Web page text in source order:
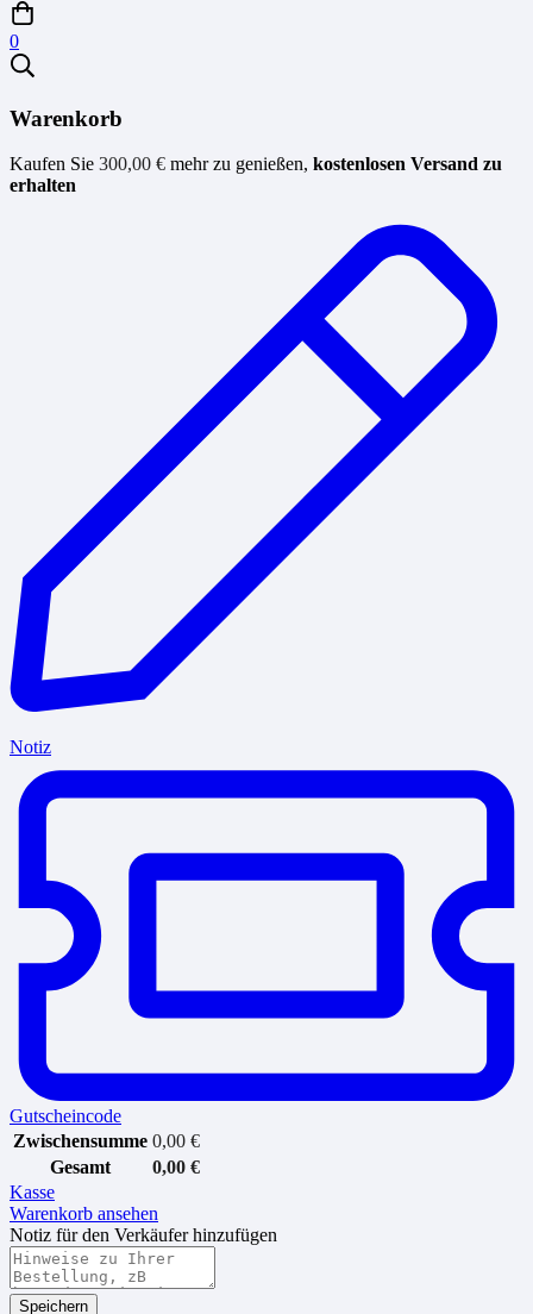
0
Warenkorb
Kaufen Sie 300,00 € mehr zu genießen, kostenlosen Versand zu
erhalten
Notiz
Gutscheincode
Zwischensumme 0,00 €
Gesamt
0,00 €
Kasse
Warenkorb ansehen
Notiz für den Verkäufer hinzufügen
Speichern